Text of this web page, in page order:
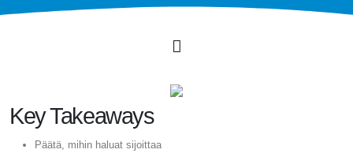
Key Takeaways
Päätä, mihin haluat sijoittaa